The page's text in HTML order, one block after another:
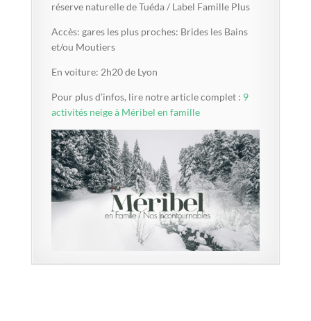
réserve naturelle de Tuéda / Label Famille Plus
Accès: gares les plus proches: Brides les Bains
et/ou Moutiers
En voiture: 2h20 de Lyon
Pour plus d’infos, lire notre article complet : 9
activités neige à Méribel en famille